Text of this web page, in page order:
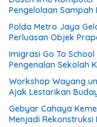
Pengelolaan Sampah
Polda Metro Jaya
Perluasan Objek
Imigrasi Go To School
Pengenalan Sekolah
Workshop Wayang
Ajak Lestarikan
Gebyar Cahaya
Menjadi Rekonstruksi